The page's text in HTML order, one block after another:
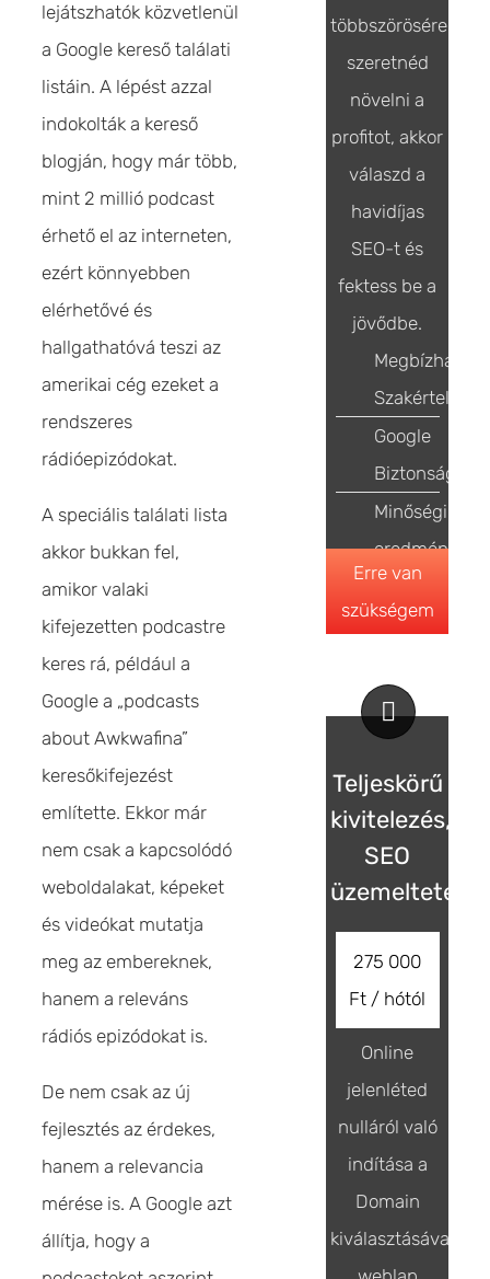
lejátszhatók közvetlenül
a Google kereső találati
listáin. A lépést azzal
indokolták a kereső
blogján, hogy már több,
mint 2 millió podcast
érhető el az interneten,
ezért könnyebben
elérhetővé és
hallgathatóvá teszi az
amerikai cég ezeket a
rendszeres
rádióepizódokat.
A speciális találati lista
akkor bukkan fel,
amikor valaki
kifejezetten podcastre
keres rá, például a
Google a „podcasts
about Awkwafina”
keresőkifejezést
említette. Ekkor már
nem csak a kapcsolódó
weboldalakat, képeket
és videókat mutatja
meg az embereknek,
hanem a releváns
rádiós epizódokat is.
De nem csak az új
fejlesztés az érdekes,
hanem a relevancia
mérése is. A Google azt
állítja, hogy a
többszörösére
szeretnéd
növelni a
profitot, akkor
válaszd a
havidíjas
SEO-t és
fektess be a
jövődbe.
Megbízható
Szakértelem
Google
Biztonság
Minőségi
eredmények
Erre van
szükségem
Teljeskörű
kivitelezés,
SEO
üzemeltetés
275 000
Ft / hótól
Online
jelenléted
nulláról való
indítása a
Domain
kiválasztásával,